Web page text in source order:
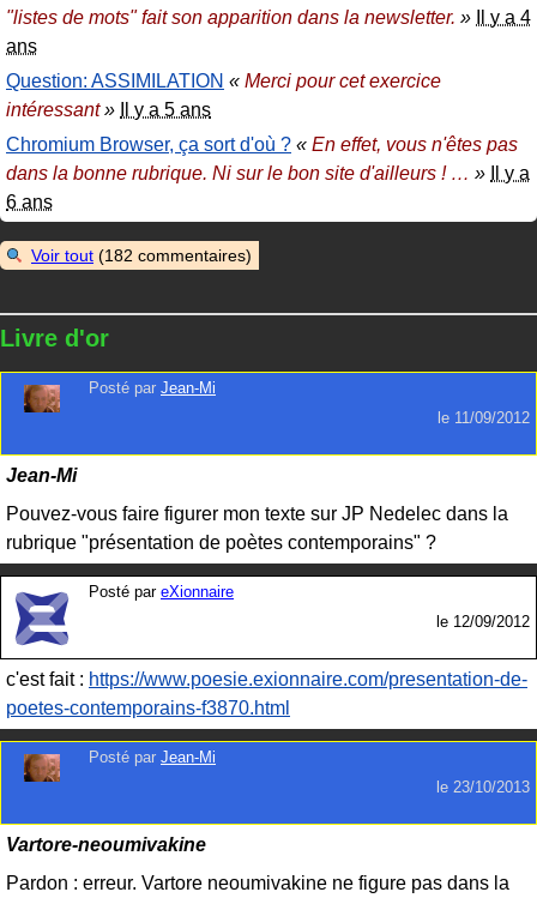
"listes de mots" fait son apparition dans la newsletter. » Il y a 4
ans
Question: ASSIMILATION « Merci pour cet exercice
intéressant» Il y a 5 ans
Chromium Browser, ça sort d'où ? « En effet, vous n'êtes pas
dans la bonne rubrique. Ni sur le bon site d'ailleurs !
» Il y a
6 ans
Voir tout (182 commentaires)
Livre d'or
Posté par Jean-Mi
le 11/09/2012
Jean-Mi
Pouvez-vous faire figurer mon texte sur JP Nedelec dans la
rubrique "présentation de poètes contemporains" ?
Posté par eXionnaire
le 12/09/2012
c'est fait : https://www.poesie.exionnaire.com/presentation-de-
poetes-contemporains-f3870.html
Posté par Jean-Mi
le 23/10/2013
Vartore-neoumivakine
Pardon : erreur. Vartore neoumivakine ne figure pas dans la